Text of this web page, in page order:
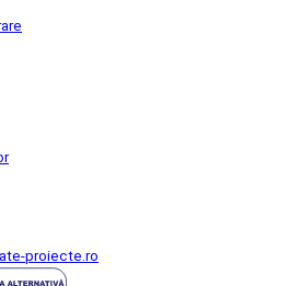
proiecte.ro